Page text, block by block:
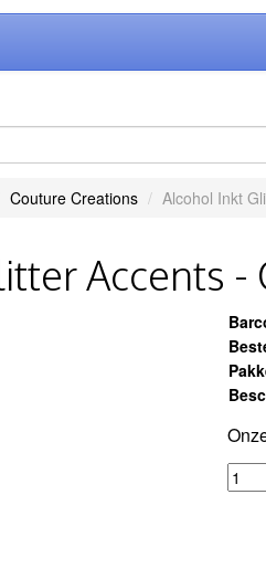
Couture Creations Alcohol Inkt
Accents -